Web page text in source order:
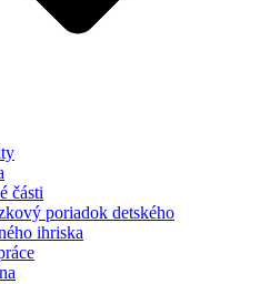
části
poriadok detského
ihriska